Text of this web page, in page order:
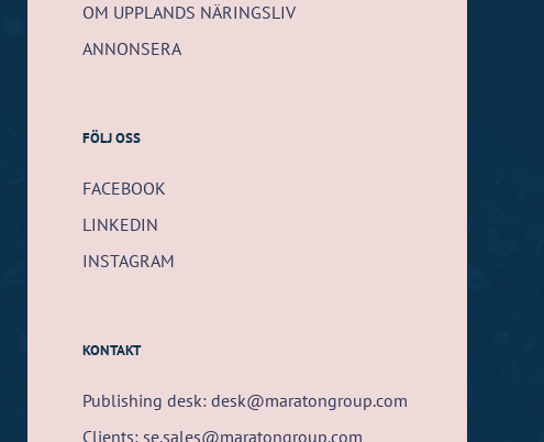
OM UPPLANDS NÄRINGSLIV
ANNONSERA
FÖLJ OSS
FACEBOOK
LINKEDIN
INSTAGRAM
KONTAKT
Publishing desk: desk@maratongroup.com
Clients: se.sales@maratongroup.com